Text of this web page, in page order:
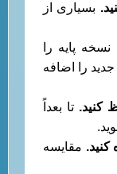
. بسیاری از
نسخه پایه را
را اضافه
کنید. تا بعداً
. مقایسه